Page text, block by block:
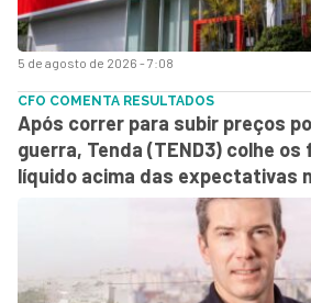
5 de agosto de 2026 - 7:08
CFO COMENTA RESULTADOS
Após correr para subir preços
guerra, Tenda (TEND3) colhe
líquido acima das expectativas